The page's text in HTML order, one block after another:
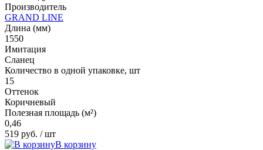
Производитель
GRAND LINE
Длина (мм)
1550
Имитация
Сланец
Количество в одной упаковке, шт
15
Оттенок
Коричневый
Полезная площадь (м²)
0,46
519 руб. / шт
В корзину